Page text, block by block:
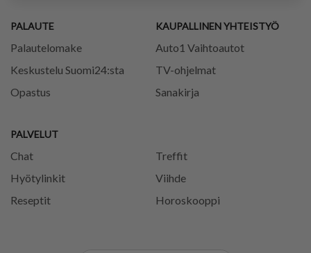
PALAUTE
Palautelomake
Keskustelu Suomi24:sta
Opastus
PALVELUT
Chat
Treffit
Hyötylinkit
Viihde
Reseptit
Horoskooppi
KAUPALLINEN YHTEISTYÖ
Auto1 Vaihtoautot
TV-ohjelmat
Sanakirja